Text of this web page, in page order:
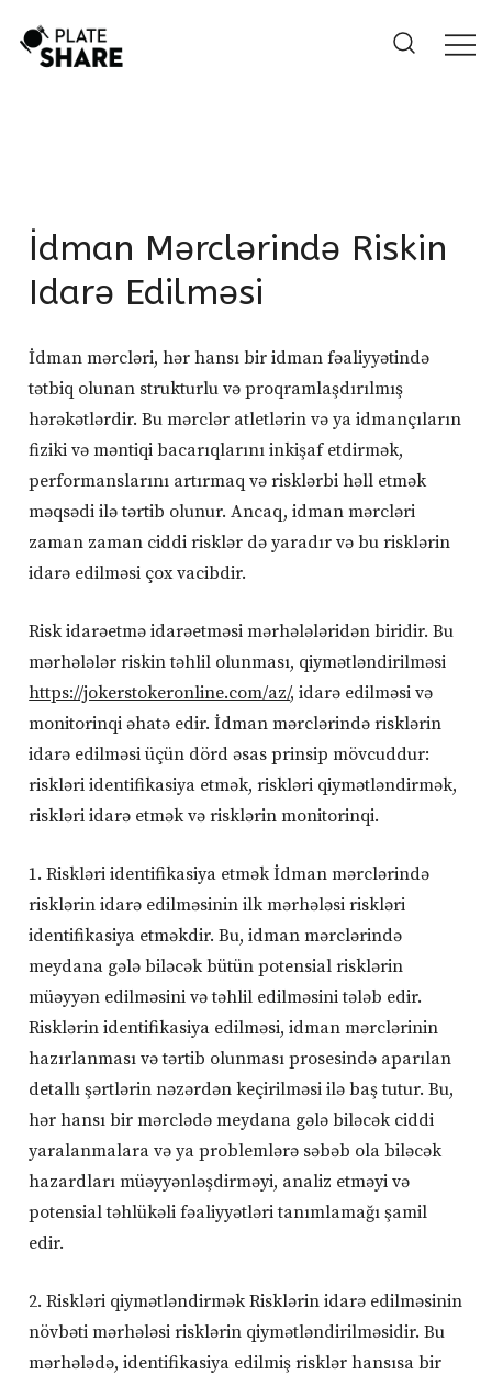
İdman Mərclərində Riskin
Idarə Edilməsi
İdman mərcləri, hər hansı bir idman fəaliyyətində
tətbiq olunan strukturlu və proqramlaşdırılmış
hərəkətlərdir. Bu mərclər atletlərin və ya idmançıların
fiziki və məntiqi bacarıqlarını inkişaf etdirmək,
performanslarını artırmaq və risklərbi həll etmək
məqsədi ilə tərtib olunur. Ancaq, idman mərcləri
zaman zaman ciddi risklər də yaradır və bu risklərin
idarə edilməsi çox vacibdir.
Risk idarəetmə idarəetməsi mərhələləridən biridir. Bu
mərhələlər riskin təhlil olunması, qiymətləndirilməsi
https://jokerstokeronline.com/az/, idarə edilməsi və
monitorinqi əhatə edir. İdman mərclərində risklərin
idarə edilməsi üçün dörd əsas prinsip mövcuddur:
riskləri identifikasiya etmək, riskləri qiymətləndirmək,
riskləri idarə etmək və risklərin monitorinqi.
1. Riskləri identifikasiya etmək İdman mərclərində
risklərin idarə edilməsinin ilk mərhələsi riskləri
identifikasiya etməkdir. Bu, idman mərclərində
meydana gələ biləcək bütün potensial risklərin
müəyyən edilməsini və təhlil edilməsini tələb edir.
Risklərin identifikasiya edilməsi, idman mərclərinin
hazırlanması və tərtib olunması prosesində aparılan
detallı şərtlərin nəzərdən keçirilməsi ilə baş tutur. Bu,
hər hansı bir mərclədə meydana gələ biləcək ciddi
yaralanmalara və ya problemlərə səbəb ola biləcək
hazardları müəyyənləşdirməyi, analiz etməyi və
potensial təhlükəli fəaliyyətləri tanımlamağı şamil
edir.
2. Riskləri qiymətləndirmək Risklərin idarə edilməsinin
növbəti mərhələsi risklərin qiymətləndirilməsidir. Bu
mərhələdə, identifikasiya edilmiş risklər hansısa bir